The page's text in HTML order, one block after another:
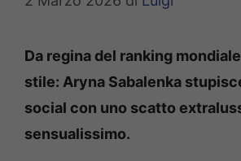
Da regina del ranking
stile: Aryna Sabalenka
social con uno scatto
sensualissimo.